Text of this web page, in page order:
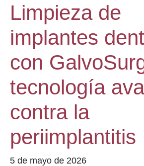
Limpieza de
implantes
con
tecnología
contra la
periimplantitis
5 de mayo de 2026